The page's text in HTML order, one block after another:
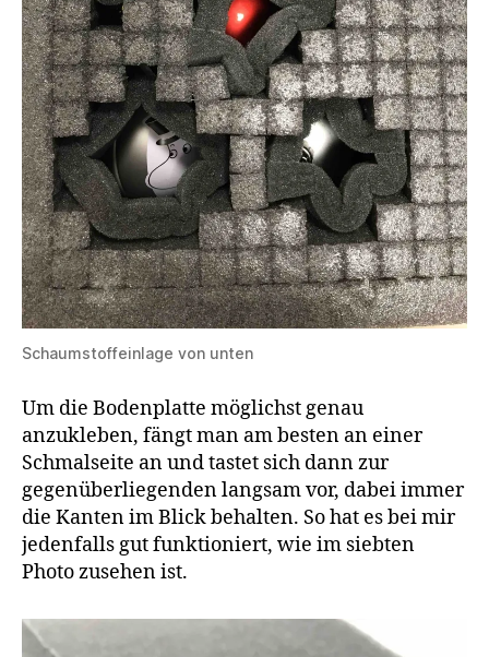
Schaumstoffeinlage von unten
Um die Bodenplatte möglichst genau
anzukleben, fängt man am besten an einer
Schmalseite an und tastet sich dann zur
gegenüberliegenden langsam vor, dabei immer
die Kanten im Blick behalten. So hat es bei mir
jedenfalls gut funktioniert, wie im siebten
Photo zusehen ist.